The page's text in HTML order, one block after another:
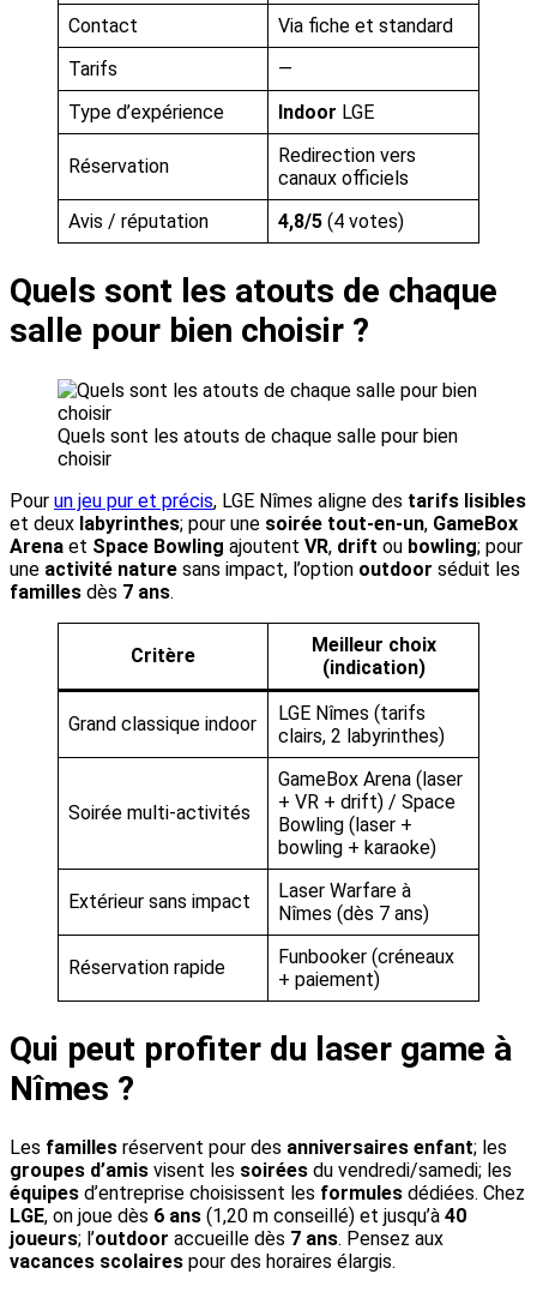
Contact
Via fiche et standard
Tarifs
—
Type d’expérience
Indoor LGE
Réservation
Redirection vers
canaux officiels
Avis / réputation
4,8/5 (4 votes)
Quels sont les atouts de chaque
salle pour bien choisir ?
Quels sont les atouts de chaque salle pour bien
choisir
Pour un jeu pur et précis, LGE Nîmes aligne des tarifs lisibles
et deux labyrinthes; pour une soirée tout-en-un, GameBox
Arena et Space Bowling ajoutent VR, drift ou bowling; pour
une activité nature sans impact, l’option outdoor séduit les
familles dès 7 ans.
Critère
Meilleur choix
(indication)
Grand classique indoor
LGE Nîmes (tarifs
clairs, 2 labyrinthes)
Soirée multi-activités
GameBox Arena (laser
+ VR + drift) / Space
Bowling (laser +
bowling + karaoke)
Extérieur sans impact
Laser Warfare à
Nîmes (dès 7 ans)
Réservation rapide
Funbooker (créneaux
+ paiement)
Qui peut profiter du laser game à
Nîmes ?
Les familles réservent pour des anniversaires enfant; les
groupes d’amis visent les soirées du vendredi/samedi; les
équipes d’entreprise choisissent les formules dédiées. Chez
LGE, on joue dès 6 ans (1,20 m conseillé) et jusqu’à 40
joueurs; l’outdoor accueille dès 7 ans. Pensez aux
vacances scolaires pour des horaires élargis.